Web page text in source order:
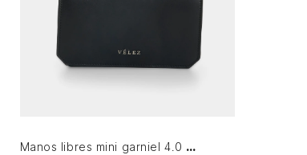
Manos libres mini garniel 4.0 en cuero para hombre